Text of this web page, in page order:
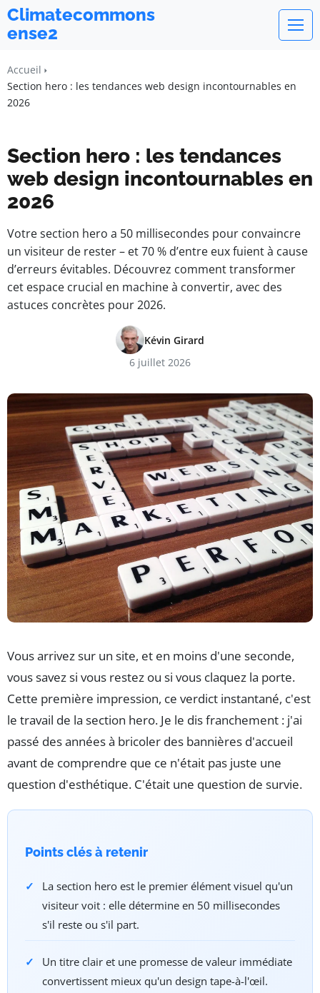
Climatecommons
ense2
Accueil
Section hero : les tendances web design incontournables en
2026
Section hero : les tendances
web design incontournables en
2026
Votre section hero a 50 millisecondes pour convaincre
un visiteur de rester – et 70 % d’entre eux fuient à cause
d’erreurs évitables. Découvrez comment transformer
cet espace crucial en machine à convertir, avec des
astuces concrètes pour 2026.
Kévin Girard
6 juillet 2026
Vous arrivez sur un site, et en moins d'une seconde,
vous savez si vous restez ou si vous claquez la porte.
Cette première impression, ce verdict instantané, c'est
le travail de la section hero. Je le dis franchement : j'ai
passé des années à bricoler des bannières d'accueil
avant de comprendre que ce n'était pas juste une
question d'esthétique. C'était une question de survie.
Points clés à retenir
La section hero est le premier élément visuel qu'un
visiteur voit : elle détermine en 50 millisecondes
s'il reste ou s'il part.
Un titre clair et une promesse de valeur immédiate
convertissent mieux qu'un design tape-à-l'œil.